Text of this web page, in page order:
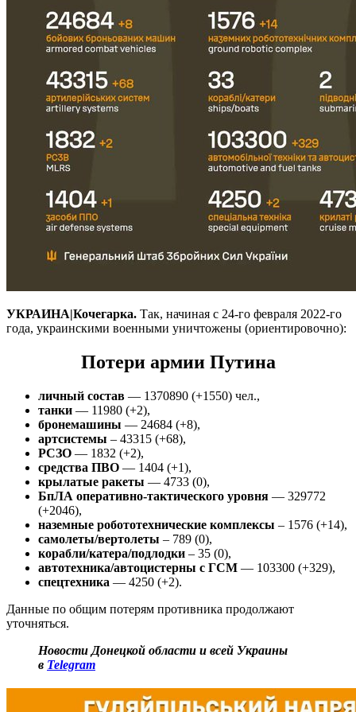
УКРАИНА|Кочегарка. Так, начиная с 24-го февраля 2022-го
года, украинскими военными уничтожены (ориентировочно):
Потери армии Путина
личный состав — 1370890 (+1550) чел.,
танки — 11980 (+2),
бронемашины — 24684 (+8),
артсистемы – 43315 (+68),
РСЗО — 1832 (+2),
средства ПВО — 1404 (+1),
крылатые ракеты — 4733 (0),
БпЛА оперативно-тактического уровня — 329772
(+2046),
наземные робототехнические комплексы – 1576 (+14),
самолеты/вертолеты – 789 (0),
корабли/катера/подлодки – 35 (0),
автотехника/автоцистерны с ГСМ — 103300 (+329),
спецтехника — 4250 (+2).
Данные по общим потерям противника продолжают
уточняться.
Новости Донецкой области и всей Украины
в Telegram